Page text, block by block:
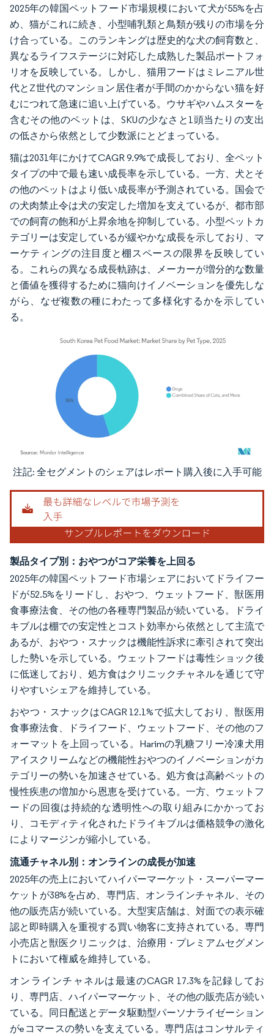
2025年の韓国ペットフード市場規模において犬が55%を占
め、猫がこれに続き、小型哺乳類と鳥類が残りの市場を分
け合っている。このランキングは歴史的な犬の飼育数と、
異なるライフステージに対応した成熟した製品ポートフォ
リオを反映している。しかし、猫用フードはミレニアル世
代とZ世代のマンション居住者が手間のかからない猫を好
むにつれて急速に追い上げている。ウサギやハムスターを
含むその他のペットは、SKUの少なさと1頭当たりの支出
の低さから依然として少数派にとどまっている。
猫は2031年にかけてCAGR 9.9%で成長しており、全ペット
タイプの中で最も速い成長率を示している。一方、犬とそ
の他のペットはより低い成長率が予測されている。国会で
の犬肉禁止令は犬の安定した増加を支えているが、都市部
での飼育の飽和が上昇余地を抑制している。小型ペットカ
テゴリーは安定しているが緩やかな成長を示しており、マ
ーケティングの注目度と棚スペースの限界を反映してい
る。これらの異なる成長軌跡は、メーカーが増分的な数量
と価値を獲得するために猫向けイノベーションを優先しな
がら、なぜ複数の種にわたって多様化するかを示してい
る。
画像 © Mordor Intelligence。再利用にはCC BY 4.0の表示が必要です。
注記: 全セグメントのシェアはレポート購入後に入手可能
製品タイプ別：おやつがコア栄養を上回る
2025年の韓国ペットフード市場シェアにおいてドライフー
ドが52.5%をリードし、おやつ、ウェットフード、獣医用
食事療法食、その他の各種専門製品が続いている。ドライ
キブルは棚での安定性とコスト効率から依然として主流で
あるが、おやつ・スナックは機能性訴求に牽引されて突出
した勢いを示している。ウェットフードは毒性ショック後
に低迷しており、処方食はクリニックチャネルを通じて守
りやすいシェアを維持している。
おやつ・スナックはCAGR 12.1%で拡大しており、獣医用
食事療法食、ドライフード、ウェットフード、その他のフ
ォーマットを上回っている。Harimの乳糖フリー冷凍犬用
アイスクリームなどの機能性おやつのイノベーションがカ
テゴリーの勢いを加速させている。処方食は高齢ペットの
慢性疾患の増加から恩恵を受けている。一方、ウェットフ
ードの回復は持続的な透明性への取り組みにかかってお
り、コモディティ化されたドライキブルは価格競争の激化
によりマージンが縮小している。
流通チャネル別：オンラインの成長が加速
2025年の売上においてハイパーマーケット・スーパーマー
ケットが38%を占め、専門店、オンラインチャネル、その
他の販売店が続いている。大型実店舗は、対面での表示確
認と即時購入を重視する買い物客に支持されている。専門
小売店と獣医クリニックは、治療用・プレミアムセグメン
トにおいて権威を維持している。
オンラインチャネルは最速のCAGR 17.3%を記録してお
り、専門店、ハイパーマーケット、その他の販売店が続い
ている。同日配送とデータ駆動型パーソナライゼーション
がeコマースの勢いを支えている。専門店はコンサルティ